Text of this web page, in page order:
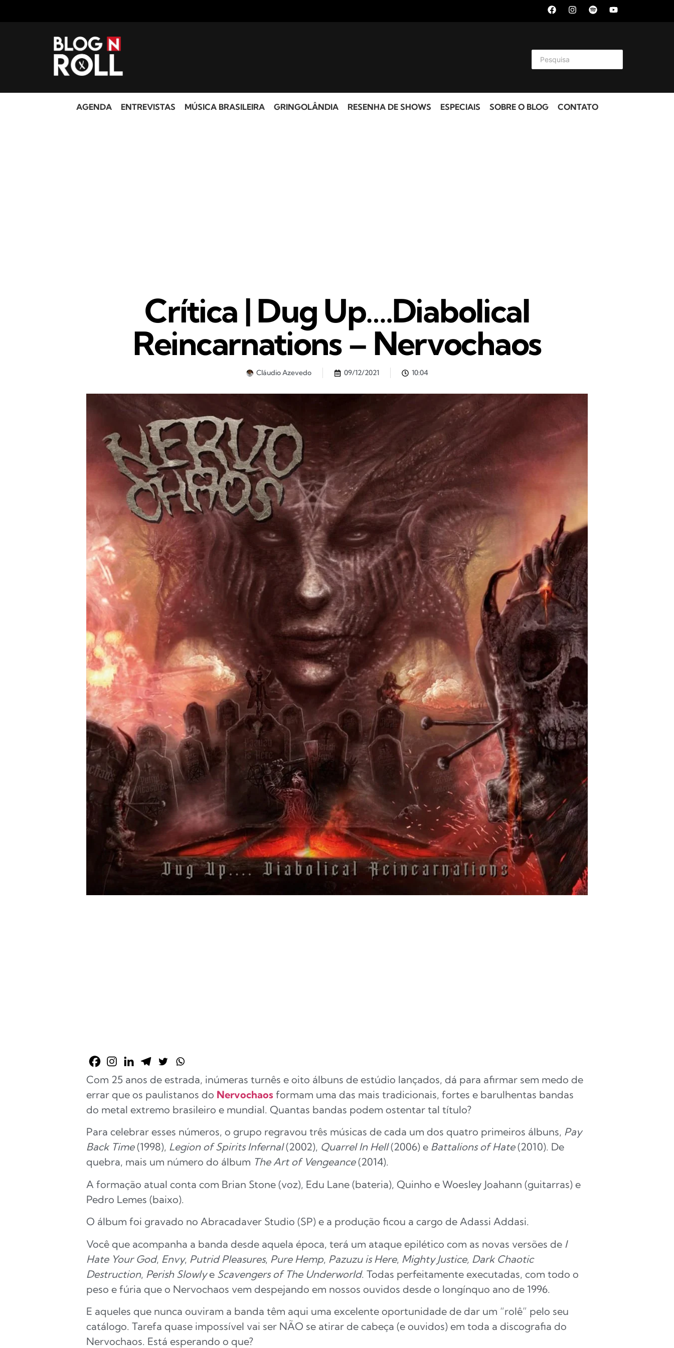
AGENDA ENTREVISTAS MÚSICA BRASILEIRA GRINGOLÂNDIA RESENHA DE SHOWS ESPECIAIS SOBRE O BLOG CONTATO
Crítica | Dug Up….Diabolical
Reincarnations – Nervochaos
Cláudio Azevedo 09/12/2021 10:04
Com 25 anos de estrada, inúmeras turnês e oito álbuns de estúdio lançados, dá para afirmar sem medo de
errar que os paulistanos do Nervochaos formam uma das mais tradicionais, fortes e barulhentas bandas
do metal extremo brasileiro e mundial. Quantas bandas podem ostentar tal título?
Para celebrar esses números, o grupo regravou três músicas de cada um dos quatro primeiros álbuns, Pay
Back Time(1998), Legion of Spirits Infernal(2002), Quarrel In Hell(2006) e Battalions of Hate(2010). De
quebra, mais um número do álbum The Art of Vengeance(2014).
A formação atual conta com Brian Stone (voz), Edu Lane (bateria), Quinho e Woesley Joahann (guitarras) e
Pedro Lemes (baixo).
O álbum foi gravado no Abracadaver Studio (SP) e a produção ficou a cargo de Adassi Addasi.
Você que acompanha a banda desde aquela época, terá um ataque epilético com as novas versões de I
Hate Your God, Envy, Putrid Pleasures, Pure Hemp, Pazuzu is Here, Mighty Justice, Dark Chaotic
Destruction, Perish Slowlye Scavengers of The Underworld. Todas perfeitamente executadas, com todo o
peso e fúria que o Nervochaos vem despejando em nossos ouvidos desde o longínquo ano de 1996.
E aqueles que nunca ouviram a banda têm aqui uma excelente oportunidade de dar um “rolê” pelo seu
catálogo. Tarefa quase impossível vai ser NÃO se atirar de cabeça (e ouvidos) em toda a discografia do
Nervochaos. Está esperando o que?